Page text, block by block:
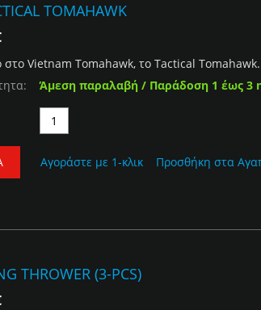
TOMAHAWK
στο Vietnam Tomahawk, το Tactical
Άμεση παραλαβή / Παράδοση 1 έως 3
Αγοράστε με 1-κλικ Προσθήκη στα
THROWER (3-PCS)